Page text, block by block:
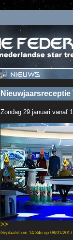
Zondag 29 januari vanaf
>>
Geplaatst om 14:34u op 08/01/